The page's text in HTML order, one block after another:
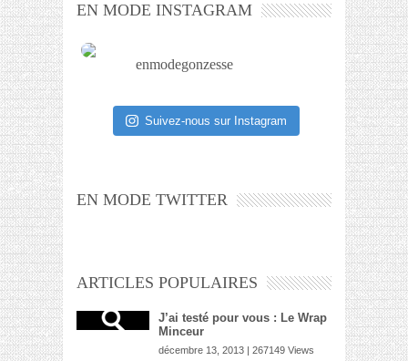
EN MODE INSTAGRAM
enmodegonzesse
Suivez-nous sur Instagram
EN MODE TWITTER
ARTICLES POPULAIRES
J’ai testé pour vous : Le Wrap
Minceur
décembre 13, 2013 | 267149 Views